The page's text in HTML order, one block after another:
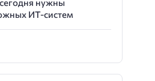
нужны
ИТ-систем